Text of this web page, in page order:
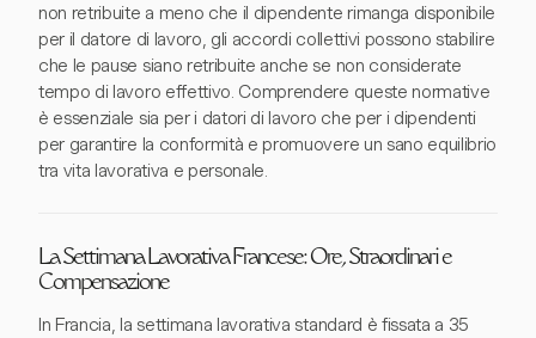
non retribuite a meno che il dipendente rimanga disponibile
per il datore di lavoro, gli accordi collettivi possono stabilire
che le pause siano retribuite anche se non considerate
tempo di lavoro effettivo. Comprendere queste normative
è essenziale sia per i datori di lavoro che per i dipendenti
per garantire la conformità e promuovere un sano equilibrio
tra vita lavorativa e personale.
La Settimana Lavorativa Francese: Ore, Straordinari e
Compensazione
In Francia, la settimana lavorativa standard è fissata a 35